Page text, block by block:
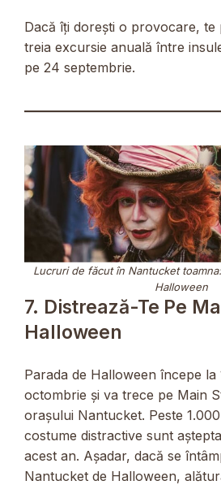
Dacă îți dorești o provocare, te
treia excursie anuală între
pe 24 septembrie.
Lucruri de făcut în Nantucket
Halloween
7. Distrează-Te Pe
Halloween
Parada de Halloween începe la
octombrie și va trece pe Main
orașului Nantucket. Peste
costume distractive sunt
acest an. Așadar, dacă se
Nantucket de Halloween,